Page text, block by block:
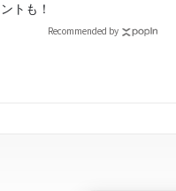
ントも！
Recommended by